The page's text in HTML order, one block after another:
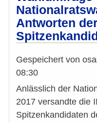
Antworten
Gespeichert von
08:30
Anlässlich der
2017 versandte die
Spitzenkandidaten